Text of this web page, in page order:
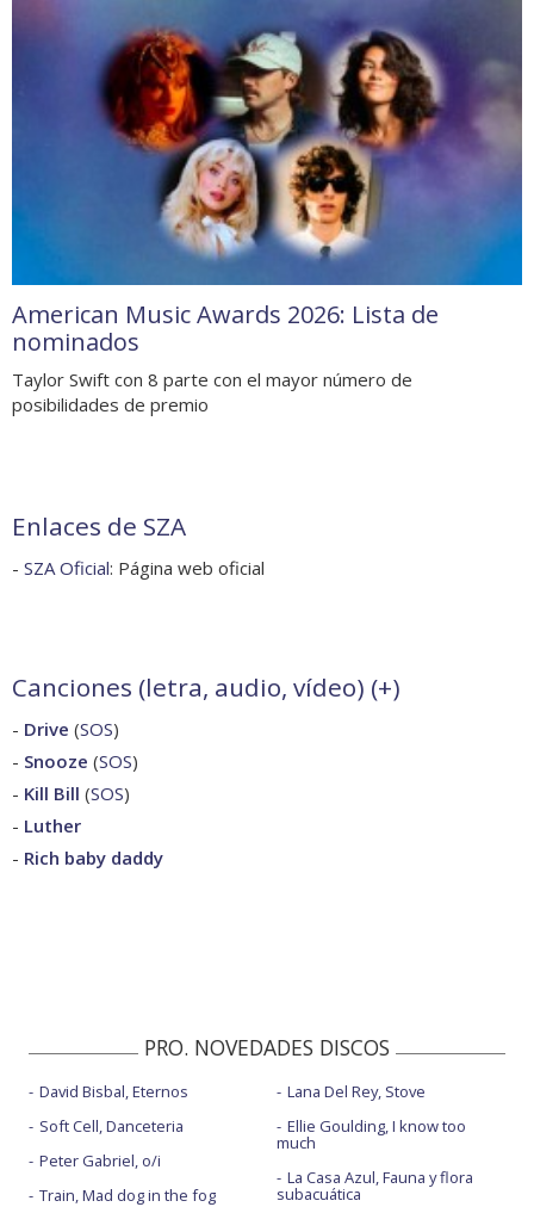
American Music Awards 2026: Lista de
nominados
Taylor Swift con 8 parte con el mayor número de
posibilidades de premio
Enlaces de SZA
- SZA Oficial: Página web oficial
Canciones (letra, audio, vídeo) (+)
- Drive (SOS)
- Snooze (SOS)
- Kill Bill (SOS)
- Luther
- Rich baby daddy
PRO. NOVEDADES DISCOS
David Bisbal, Eternos
Soft Cell, Danceteria
Peter Gabriel, o/i
Train, Mad dog in the fog
Lana Del Rey, Stove
Ellie Goulding, I know too
much
La Casa Azul, Fauna y flora
subacuática